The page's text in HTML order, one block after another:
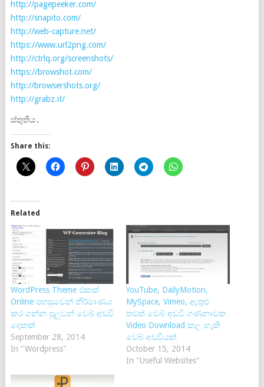
http://pagepeeker.com/
http://snapito.com/
http://web-capture.net/
https://www.url2png.com/
http://ctrlq.org/screenshots/
https://browshot.com/
http://browsershots.org/
http://grabz.it/
ස්තුතිය.
Share this:
Related
WordPress Theme එකක්
Online පහසුවෙන් නිර්මාණය
කර ගන්න පුලුවන් වෙබ් අඩවි
දෙකක්
September 28, 2014
In "Wordpress"
YouTube, DailyMotion,
MySpace, Vimeo, ඇතුළු
තවත් වෙබ් අඩවි ගණනාවක
Video Download කල හැකි
වෙබ් අඩවියක්
October 15, 2014
In "Useful Websites"